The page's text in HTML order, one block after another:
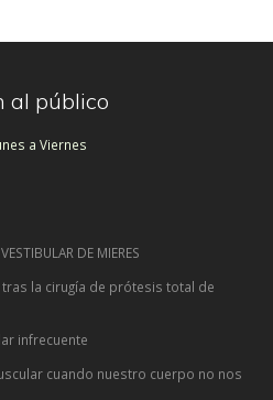
al público
a Viernes
DE MIERES
la cirugía de prótesis total de
infrecuente
cuando nuestro cuerpo no nos